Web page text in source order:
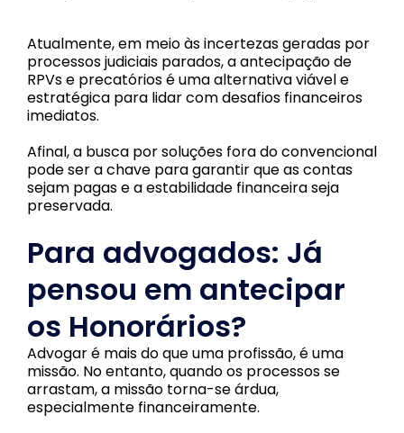
Atualmente, em meio às incertezas geradas por
processos judiciais parados, a antecipação de
RPVs e precatórios é uma alternativa viável e
estratégica para lidar com desafios financeiros
imediatos.
Afinal, a busca por soluções fora do convencional
pode ser a chave para garantir que as contas
sejam pagas e a estabilidade financeira seja
preservada.
Para advogados: Já
pensou em antecipar
os Honorários?
Advogar é mais do que uma profissão, é uma
missão. No entanto, quando os processos se
arrastam, a missão torna-se árdua,
especialmente financeiramente.